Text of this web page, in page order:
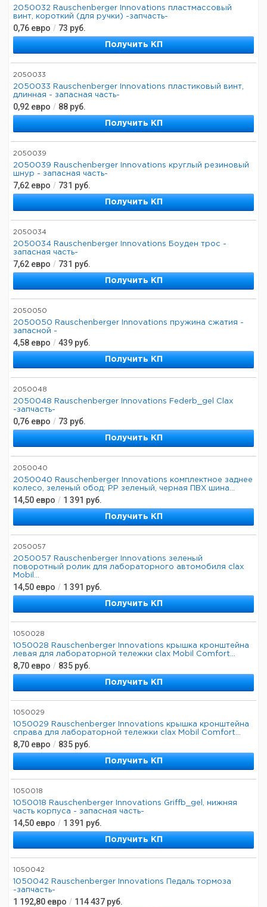
2050032 Rauschenberger Innovations пластмассовый
винт, короткий (для ручки) -запчасть-
0,76 евро / 73 руб.
Получить КП
2050033
2050033 Rauschenberger Innovations пластиковый винт,
длинная - запасная часть-
0,92 евро / 88 руб.
Получить КП
2050039
2050039 Rauschenberger Innovations круглый резиновый
шнур - запасная часть-
7,62 евро / 731 руб.
Получить КП
2050034
2050034 Rauschenberger Innovations Боуден трос -
запасная часть-
7,62 евро / 731 руб.
Получить КП
2050050
2050050 Rauschenberger Innovations пружина сжатия -
запасной -
4,58 евро / 439 руб.
Получить КП
2050048
2050048 Rauschenberger Innovations Federb_gel Clax
-запчасть-
0,76 евро / 73 руб.
Получить КП
2050040
2050040 Rauschenberger Innovations комплектное заднее
колесо, зеленый обод: PP зеленый, черная ПВХ шина...
14,50 евро / 1 391 руб.
Получить КП
2050057
2050057 Rauschenberger Innovations зеленый
поворотный ролик для лабораторного автомобиля clax
Mobil...
14,50 евро / 1 391 руб.
Получить КП
1050028
1050028 Rauschenberger Innovations крышка кронштейна
левая для лабораторной тележки clax Mobil Comfort...
8,70 евро / 835 руб.
Получить КП
1050029
1050029 Rauschenberger Innovations крышка кронштейна
справа для лабораторной тележки clax Mobil Comfort...
8,70 евро / 835 руб.
Получить КП
1050018
1050018 Rauschenberger Innovations Griffb_gel, нижняя
часть корпуса - запасная часть-
14,50 евро / 1 391 руб.
Получить КП
1050042
1050042 Rauschenberger Innovations Педаль тормоза
-запчасть-
1 192,80 евро / 114 437 руб.